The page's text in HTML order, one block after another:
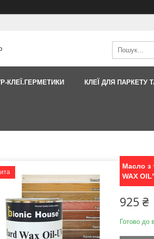
КЛЕЇ.ГЕРМЕТИКИ КЛЕЇ ДЛЯ ПАРКЕТУ
Масло з
WAX
925 ₴
Готово до